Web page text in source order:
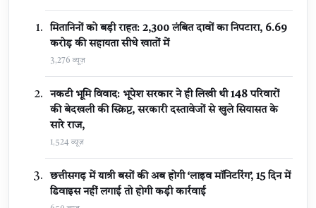
मितानिनों को बड़ी राहत: 2,300 लंबित दावों का निपटारा, ₹6.69
करोड़ की सहायता सीधे खातों में
3,276 व्यूज़
नकटी भूमि विवाद: भूपेश सरकार ने ही लिखी थी 148 परिवारों
की बेदखली की स्क्रिप्ट, सरकारी दस्तावेजों से खुले सियासत के
सारे राज,
1,524 व्यूज़
छत्तीसगढ़ में यात्री बसों की अब होगी ‘लाइव मॉनिटरिंग’, 15 दिन में
डिवाइस नहीं लगाई तो होगी कड़ी कार्रवाई